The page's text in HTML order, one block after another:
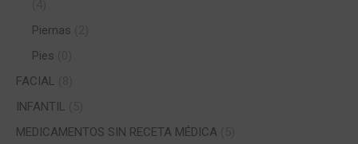
Piernas
Pies
FACIAL
INFANTIL
MEDICAMENTOS SIN RECETA MÉDICA